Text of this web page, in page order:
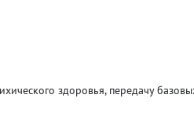
здоровья, передачу